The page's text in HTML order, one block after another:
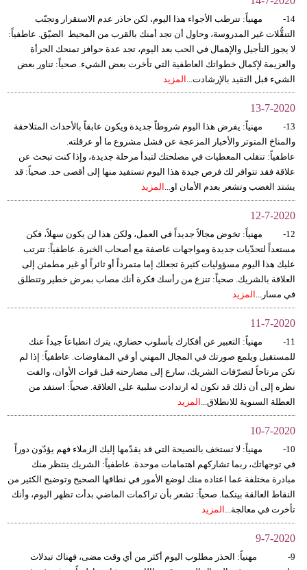
14- مهنياً: تترطب الأجواء هذا اليوم، لكن حاذر عدم الاستقرار وتجنّب
التنقُّلات غير المدروسة، وحاول أن تجد أمنك بالقرب من المحيط الضيّق. عاطفياً:
لا يجوز التأجيل والإهمال في الحب بعد اليوم، تجد عدة حوافز تمنحك الجرأة
والعزيمة لإكمال خطواتك العاطفية التي تأخرت بعض الشيء. صحياً: تناور بعض
الشيء قبل التقيد بالإرشادت... المزيد
13-7-2020
13- مهنياً: يفرض هذا اليوم شروطاً جديدة ويكون عابقاً بالأحداث المتلاحقة
والمناخ المتوتر والأخبار المزعجة عن فشل مشروع ما أو عرقلته.
عاطفياً: تنقلب المعطيات في مصلحتك لتبدأ مرحلة جديدة، وإذا كنت تبحث عن
علاقة فقد تتوافر لك فرص جيدة هذا اليوم تستفيد منها إلى أقصى حد. صحياً: قد
يشتد الغضب وتشعر بعدم الأمان او... المزيد
12-7-2020
12- مهنياً: تخوض مجالاً جديداً في العمل، ولكن هذا لن يكون سهلاً، فكن
مستعداً لتحدّيات جديدة ومواجهات عاصفة مع أصحاب الخبرة. عاطفياً: تترتب
عليك هذا اليوم مسؤوليات كثيرة تجعلك إما متمرداً أو ثائراً أو غير مطمئن إلى
العلاقة بالشريك. صحياً: تنزع من رأسك فكرة أنك مصاب بمرض خطير وتنطلق
في مسار... المزيد
11-7-2020
11- مهنياً: التعبير عن أفكارك بأسلوب حضاري، يترك انطباعاً جيداً عنك
للمستقبل ويلمع صورتك في المجال المهني أو في المفاوضات. عاطفياً: إذا لم
تكن مرتاحاً لتصرّفات الشريك، سارع إلى مصارحته قبل فوات الأوان، والفت
نظره إلى أن ذلك قد تكون له ارتدادت سلبية على العلاقة. صحياً: استفد من
العطلة السنوية للانطلاق... المزيد
10-7-2020
10- مهنياً: لا تستخف بالنصيحة التي قد يقدّمها إليك الزملاء فهم يؤدّون دوراً
في توجهاتك، ربما تشاركهم اهتمامات موحدة. عاطفياً: الشريك ينتظر منك
مبادرة مختلفة عما اعتاده منك لوضع الأمور في نطاقها الصحيح وتوضيح الكثير من
النقاط العالقة بينكما. صحياً: تشعر بأن تراكمات الماضي بدأت تظهر اليوم، وأنك
تأخرت في معالجة... المزيد
9-7-2020
9- مهنياً: الحذر مطلوب اليوم أكثر من أي وقت مضى، فهناك تبدلات